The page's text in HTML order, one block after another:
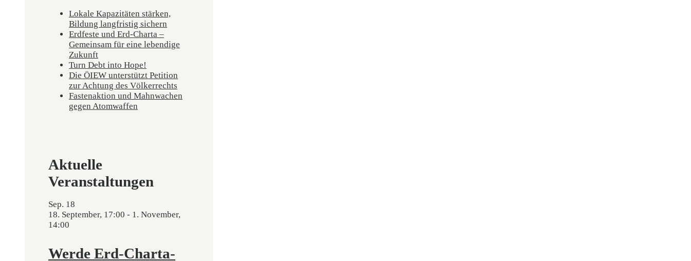
Lokale Kapazitäten stärken,
Bildung langfristig sichern
Erdfeste und Erd-Charta –
Gemeinsam für eine lebendige
Zukunft
Turn Debt into Hope!
Die ÖIEW unterstützt Petition
zur Achtung des Völkerrechts
Fastenaktion und Mahnwachen
gegen Atomwaffen
Aktuelle
Veranstaltungen
Sep. 18
18. September, 17:00 - 1. November,
14:00
Werde Erd-Charta-